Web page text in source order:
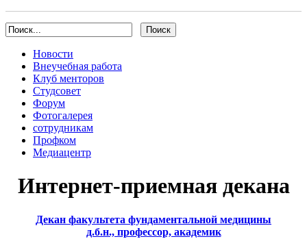
Новости
Внеучебная работа
Клуб менторов
Студсовет
Форум
Фотогалерея
сотрудникам
Профком
Медиацентр
Интернет-приемная декана
Декан факультета фундаментальной медицины
д.б.н., профессор, академик